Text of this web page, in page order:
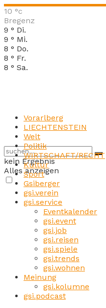
10 °c
Bregenz
9 ° Di.
9 ° Mi.
8 ° Do.
8 ° Fr.
8 ° Sa.
kein Ergebnis
Alles anzeigen
Vorarlberg
LIECHTENSTEIN
Welt
Politik
WIRTSCHAFT/RECHT
Kultur
Sport
Gsiberger
gsi.verein
gsi.service
Eventkalender
gsi.event
gsi.job
gsi.reisen
gsi.spiele
gsi.trends
gsi.wohnen
Meinung
gsi.kolumne
gsi.podcast